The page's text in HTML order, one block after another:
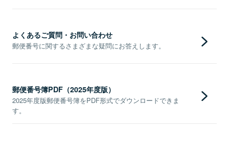
よくあるご質問・お問い合わせ
郵便番号に関するさまざまな疑問にお答えします。
郵便番号簿PDF（2025年度版）
2025年度版郵便番号簿をPDF形式でダウンロードできま
す。